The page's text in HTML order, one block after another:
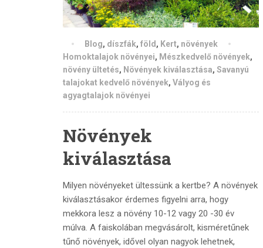
Blog, díszfák, föld , Kert, növények
Homoktalajok növényei, Mészkedvelő növények,
növény ültetés, Növények kiválasztása, Savanyú
talajokat kedvelő növények, Vályog és
agyagtalajok növényei
Növények
kiválasztása
Milyen növényeket ültessünk a kertbe? A növények
kiválasztásakor érdemes figyelni arra, hogy
mekkora lesz a növény 10-12 vagy 20 -30 év
múlva. A faiskolában megvásárolt, kisméretűnek
tűnő növények, idővel olyan nagyok lehetnek,